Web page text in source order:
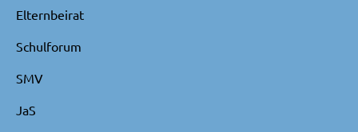
Elternbeirat
Schulforum
SMV
JaS